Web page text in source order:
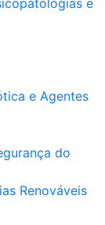
e
e Agentes
do
Renováveis